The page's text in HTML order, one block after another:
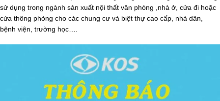
sử dụng trong ngành sản xuất nội thất văn phòng ,nhà ở, cửa đi hoặc
cửa thông phòng cho các chung cư và biệt thự cao cấp, nhà dân,
bệnh viện, trường học….